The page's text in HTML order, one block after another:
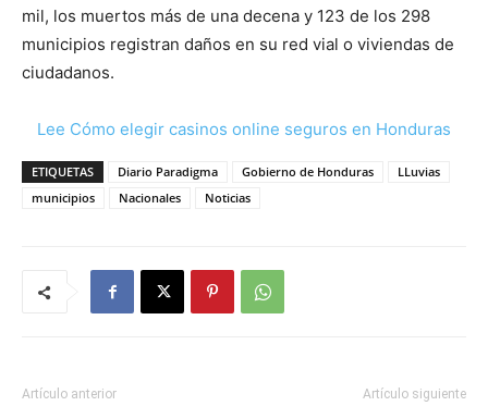
mil, los muertos más de una decena y 123 de los 298
municipios registran daños en su red vial o viviendas de
ciudadanos.
Lee Cómo elegir casinos online seguros en Honduras
ETIQUETAS Diario Paradigma Gobierno de Honduras
LLuvias
municipios
Nacionales Noticias
Artículo anterior Artículo siguiente